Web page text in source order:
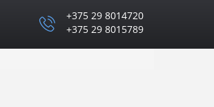
+375 29 8014720
+375 29 8015789